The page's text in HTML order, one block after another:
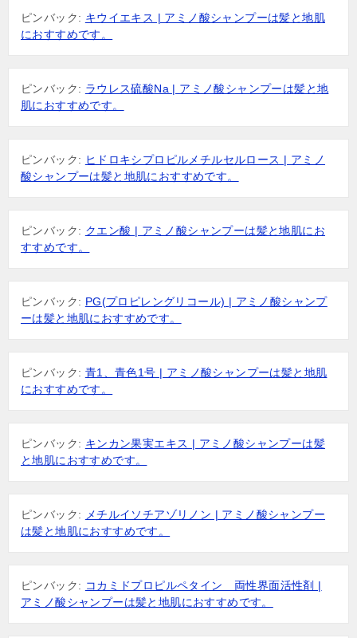
ピンバック: キウイエキス | アミノ酸シャンプーは髪と地肌
におすすめです。
ピンバック: ラウレス硫酸Na | アミノ酸シャンプーは髪と地
肌におすすめです。
ピンバック: ヒドロキシプロピルメチルセルロース | アミノ
酸シャンプーは髪と地肌におすすめです。
ピンバック: クエン酸 | アミノ酸シャンプーは髪と地肌にお
すすめです。
ピンバック: PG(プロピレングリコール) | アミノ酸シャンプ
ーは髪と地肌におすすめです。
ピンバック: 青1、青色1号 | アミノ酸シャンプーは髪と地肌
におすすめです。
ピンバック: キンカン果実エキス | アミノ酸シャンプーは髪
と地肌におすすめです。
ピンバック:
メチルイソチアゾリノン | アミノ酸シャンプー
は髪と地肌におすすめです。
ピンバック: コカミドプロピルペタイン 両性界面活性剤 |
アミノ酸シャンプーは髪と地肌におすすめです。